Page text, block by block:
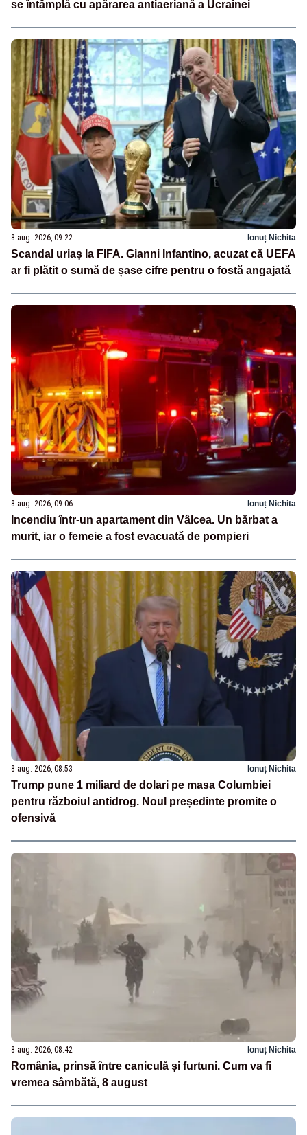
se întâmplă cu apărarea antiaeriană a Ucrainei
8 aug. 2026, 09:22 Ionuț Nichita
Scandal uriaș la FIFA. Gianni Infantino, acuzat că UEFA
ar fi plătit o sumă de șase cifre pentru o fostă angajată
8 aug. 2026, 09:06 Ionuț Nichita
Incendiu într-un apartament din Vâlcea. Un bărbat a
murit, iar o femeie a fost evacuată de pompieri
8 aug. 2026, 08:53 Ionuț Nichita
Trump pune 1 miliard de dolari pe masa Columbiei
pentru războiul antidrog. Noul președinte promite o
ofensivă
8 aug. 2026, 08:42 Ionuț Nichita
România, prinsă între caniculă și furtuni. Cum va fi
vremea sâmbătă, 8 august